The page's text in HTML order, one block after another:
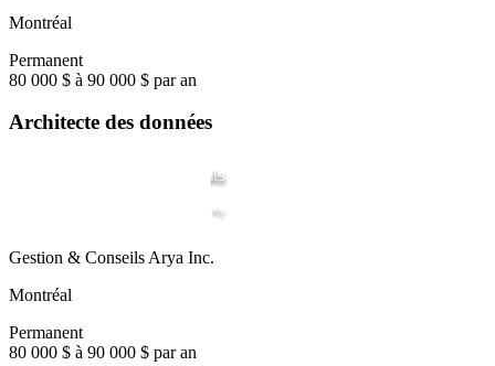
Montréal
Permanent
80 000 $ à 90 000 $ par an
Architecte des données
Gestion & Conseils Arya Inc.
Montréal
Permanent
80 000 $ à 90 000 $ par an